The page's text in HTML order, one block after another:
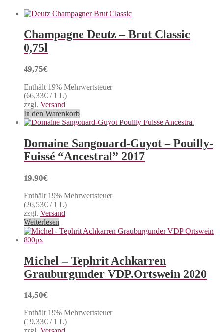
Champagne Deutz – Brut Classic
0,75l
49,75€
Enthält 19% Mehrwertsteuer
(66,33€ / 1 L)
zzgl. Versand
In den Warenkorb
Domaine Sangouard-Guyot – Pouilly-
Fuissé “Ancestral” 2017
19,90€
Enthält 19% Mehrwertsteuer
(26,53€ / 1 L)
zzgl. Versand
Weiterlesen
Michel – Tephrit Achkarren
Grauburgunder VDP.Ortswein 2020
14,50€
Enthält 19% Mehrwertsteuer
(19,33€ / 1 L)